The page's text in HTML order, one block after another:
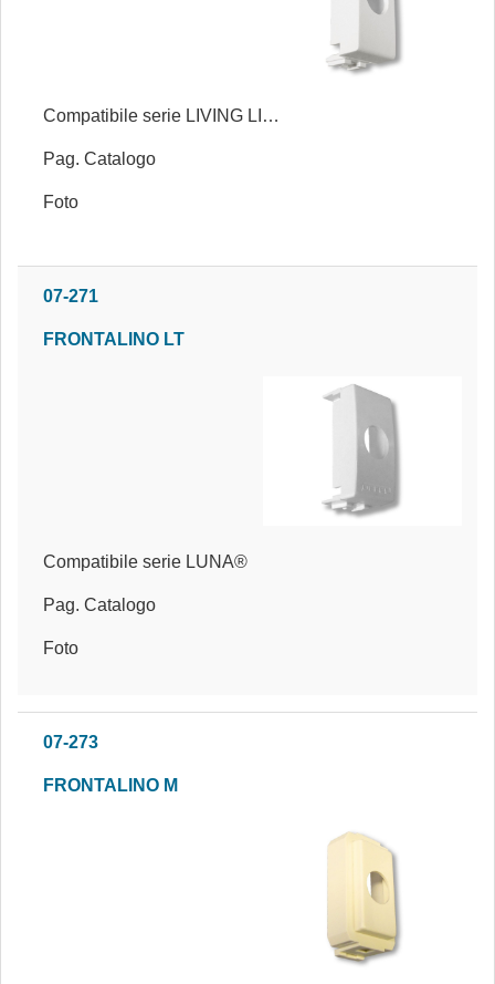
Compatibile serie LIVING LIGHT BIANCA®
Pag. Catalogo
Foto
07-271
FRONTALINO LT
Compatibile serie LUNA®
Pag. Catalogo
Foto
07-273
FRONTALINO M